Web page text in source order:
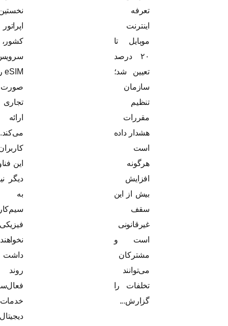
تعرفه
اینترنت
موبایل تا
۲۰ درصد
تعیین شد؛
سازمان
تنظیم
مقررات
هشدار داده
هرگونه
افزایش
بیش از این
سقف
غیرقانونی
است و
مشترکان
می‌توانند
تخلفات را
گزارش...
نخستین
اپراتور
کشور،
سرویس
eSIM را به
صورت
تجاری
می‌کند.
کاربران با
این فناوری
دیگر نیازی
سیم‌کارت
فیزیکی
نخواهند
داشت و
فعال‌سازی
خدمات
دیجیتال